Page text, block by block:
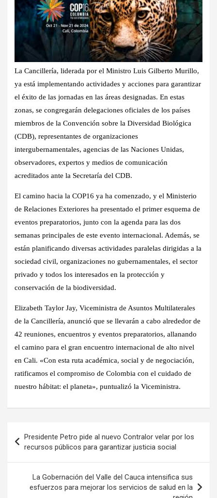
La Cancillería, liderada por el Ministro Luis Gilberto Murillo,
ya está implementando actividades y acciones para garantizar
el éxito de las jornadas en las áreas designadas. En estas
zonas, se congregarán delegaciones oficiales de los países
miembros de la Convención sobre la Diversidad Biológica
(CDB), representantes de organizaciones
intergubernamentales, agencias de las Naciones Unidas,
observadores, expertos y medios de comunicación
acreditados ante la Secretaría del CDB.
El camino hacia la COP16 ya ha comenzado, y el Ministerio
de Relaciones Exteriores ha presentado el primer esquema de
eventos preparatorios, junto con la agenda para las dos
semanas principales de este evento internacional. Además, se
están planificando diversas actividades paralelas dirigidas a la
sociedad civil, organizaciones no gubernamentales, el sector
privado y todos los interesados en la protección y
conservación de la biodiversidad.
Elizabeth Taylor Jay, Viceministra de Asuntos Multilaterales
de la Cancillería, anunció que se llevarán a cabo alrededor de
42 reuniones, encuentros y eventos preparatorios, allanando
el camino para el gran encuentro internacional de alto nivel
en Cali. «Con esta ruta académica, social y de negociación,
ratificamos el compromiso de Colombia con el cuidado de
nuestro hábitat: el planeta», puntualizó la Viceministra.
de
entradas
Presidente Petro pide al nuevo Contralor velar por los
recursos públicos para garantizar justicia social
La Gobernación del Valle del Cauca intensifica sus
esfuerzos para mejorar los servicios de salud en la